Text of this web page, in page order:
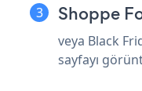
Shoppe
veya Black
sayfayı